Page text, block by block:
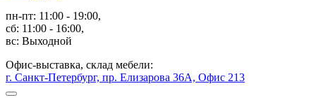
пн-пт: 11:00 - 19:00,
сб: 11:00 - 16:00,
вс: Выходной
Офис-выставка, склад мебели:
г. Санкт-Петербург, пр. Елизарова 36А, Офис 213